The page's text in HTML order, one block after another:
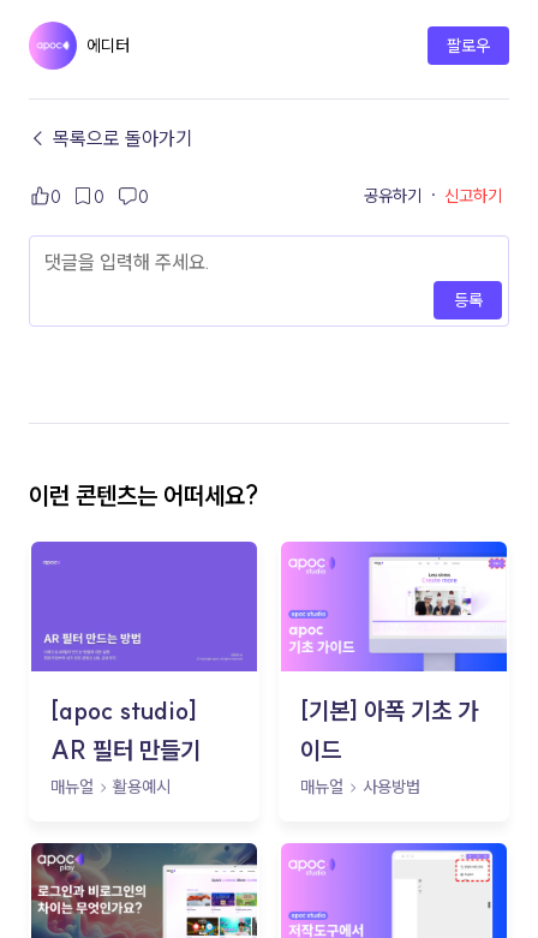
에디터 팔로우
← 목록으로 돌아가기
0 0 0 공유하기 · 신고하기
등록
이런 콘텐츠는 어떠세요?
[apoc studio]
AR 필터 만들기
매뉴얼 활용예시
[기본] 아폭 기초 가
이드
매뉴얼 사용방법